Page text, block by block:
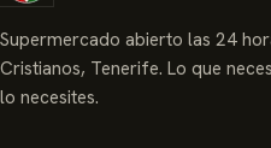
Supermercado abierto las 24
Cristianos, Tenerife. Lo que
lo necesites.